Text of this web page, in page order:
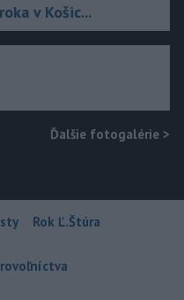
v Košic...
Ďalšie fotogalérie >
Rok Ľ.Štúra